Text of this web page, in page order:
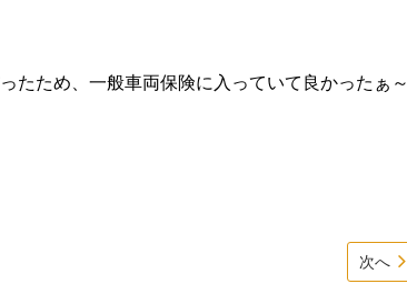
たため、一般車両保険に入っていて良かったぁ～
次へ